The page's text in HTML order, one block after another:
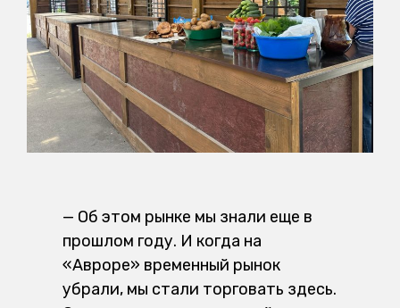
— Об этом рынке мы знали еще в
прошлом году. И когда на
«Авроре» временный рынок
убрали, мы стали торговать здесь.